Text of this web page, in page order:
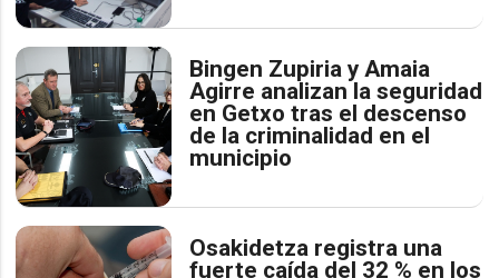
Bingen Zupiria y Amaia
Agirre analizan la seguridad
en Getxo tras el descenso
de la criminalidad en el
municipio
Osakidetza registra una
fuerte caída del 32 % en los